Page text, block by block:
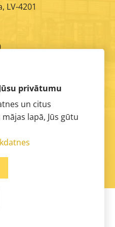
LV-4201
privātumu
un citus
lapā, Jūs gūtu